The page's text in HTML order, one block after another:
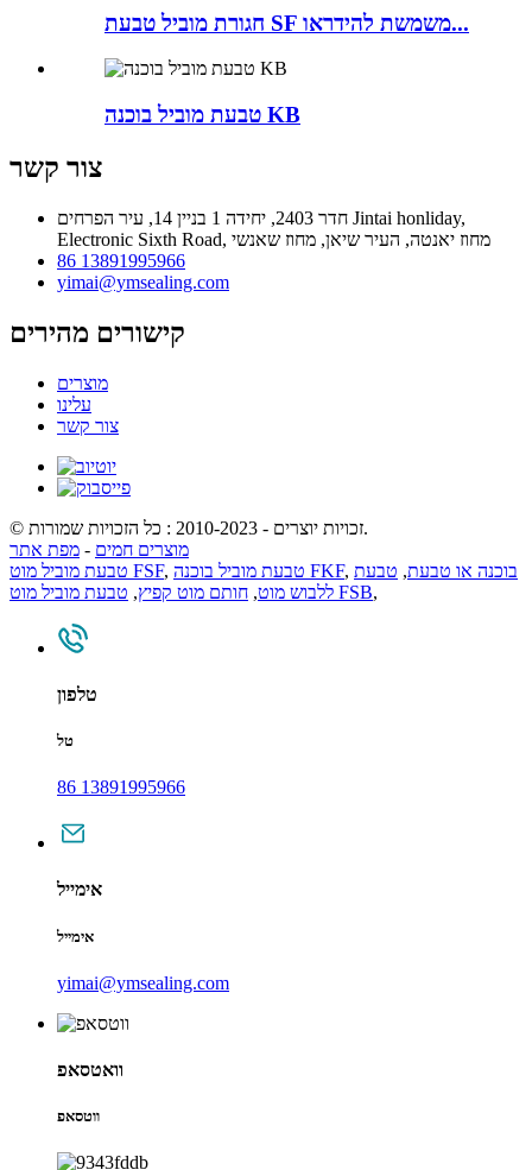
חגורת מוביל טבעת SF משמשת להידראו...
טבעת מוביל בוכנה KB
צור קשר
חדר 2403, יחידה 1 בניין 14, עיר הפרחים Jintai honliday,
Electronic Sixth Road, מחוז יאנטה, העיר שיאן, מחוז שאנשי
86 13891995966
yimai@ymsealing.com
קישורים מהירים
מוצרים
עלינו
צור קשר
© זכויות יוצרים - 2010-2023 : כל הזכויות שמורות.
מוצרים חמים - מפת אתר
טבעת מוביל מוט FSF, טבעת מוביל בוכנה FKF, בוכנה או טבעת, טבעת
ללבוש מוט, חותם מוט קפיץ, טבעת מוביל מוט FSB,
טלפון
טל
86 13891995966
אימייל
אימייל
yimai@ymsealing.com
וואטסאפ
ווטסאפ